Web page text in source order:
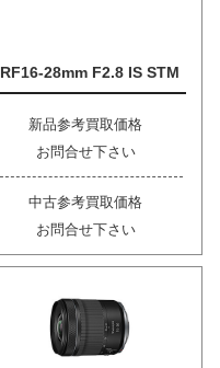
RF16-28mm F2.8 IS STM
新品参考買取価格
お問合せ下さい
中古参考買取価格
お問合せ下さい